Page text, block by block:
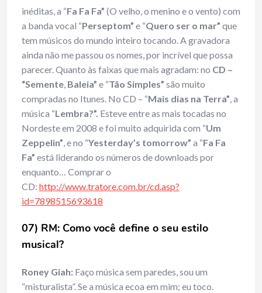
inéditas, a “Fa Fa Fa” (O velho, o menino e o vento) com
a banda vocal “Perseptom” e “Quero ser o mar” que
tem músicos do mundo inteiro tocando. A gravadora
ainda não me passou os nomes, por incrível que possa
parecer. Quanto às faixas que mais agradam: no CD –
“Semente, Baleia” e “Tão Simples” são muito
compradas no Itunes. No CD – “Mais dias na Terra”, a
música “Lembra?”. Esteve entre as mais tocadas no
Nordeste em 2008 e foi muito adquirida com “Um
Zeppelin”, e no “Yesterday’s tomorrow” a “Fa Fa
Fa” está liderando os números de downloads por
enquanto… Comprar o
CD: http://www.tratore.com.br/cd.asp?
id=7898515693618
07) RM: Como você define o seu estilo
musical?
Roney Giah: Faço música sem paredes, sou um
“misturalista”. Se a música ecoa em mim; eu toco.